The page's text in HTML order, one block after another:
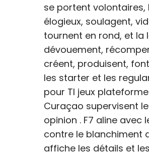
se portent volontaires,
élogieux, soulagent,
tournent en rond, et la
dévouement,
créent, produisent,
les starter et les
pour TI jeux
Curaçao supervisent
opinion . F7 aline
contre le blanchiment
affiche les détails et